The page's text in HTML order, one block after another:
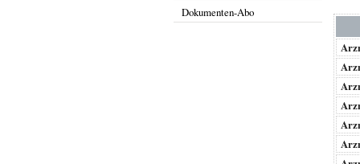
Dokumenten-Abo